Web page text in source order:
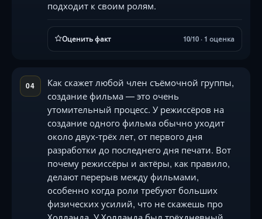
подходит к своим ролям.
Оценить факт 10/10 · 1 оценка
04
Как скажет любой член съёмочной группы,
создание фильма — это очень
утомительный процесс. У режиссёров на
создание одного фильма обычно уходит
около двух-трёх лет, от первого дня
разработки до последнего дня печати. Вот
почему режиссёры и актёры, как правило,
делают перерыв между фильмами,
особенно когда роли требуют больших
физических усилий, что не скажешь про